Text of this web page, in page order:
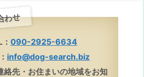
わせ
090-2925-6634
info@dog-search.biz
絡先・お住まいの地域をお知